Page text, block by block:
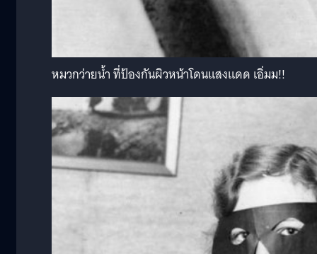
หมวกว่ายน้ำ ที่ป้องกันผิวหน้าโดนแสงแดด เอิ่มม!!